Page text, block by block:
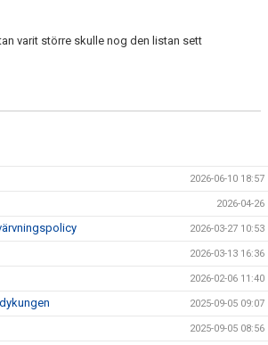
varit större skulle nog den listan sett
2026-06-10 18:57
2026-04-26
2026-03-27 10:53
2026-03-13 16:36
2026-02-06 11:40
2025-09-05 09:07
2025-09-05 08:56